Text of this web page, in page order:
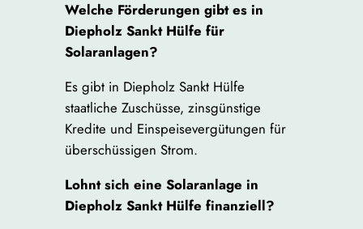
Welche Förderungen gibt es in
Diepholz Sankt Hülfe für
Solaranlagen?
Es gibt in Diepholz Sankt Hülfe
staatliche Zuschüsse, zinsgünstige
Kredite und Einspeisevergütungen für
überschüssigen Strom.
Lohnt sich eine Solaranlage in
Diepholz Sankt Hülfe finanziell?